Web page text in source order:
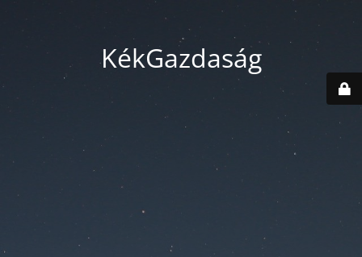
KékGazdaság